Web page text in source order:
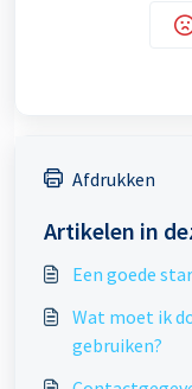
Afdrukken
Artikelen in
Een goede
Wat moet ik
gebruiken?